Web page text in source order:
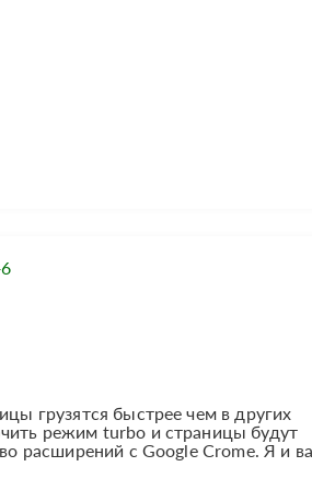
грузятся быстрее чем в других
режим turbo и страницы будут
расширений с Google Crome. Я и